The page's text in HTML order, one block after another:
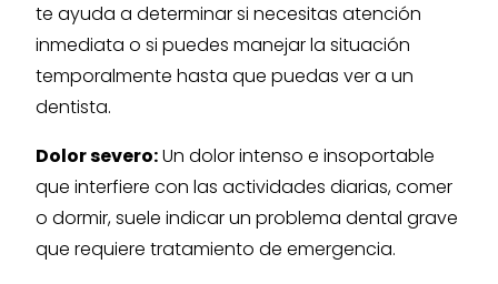
te ayuda a determinar si necesitas atención
inmediata o si puedes manejar la situación
temporalmente hasta que puedas ver a un
dentista.
Dolor severo:Un dolor intenso e insoportable
que interfiere con las actividades diarias, comer
o dormir, suele indicar un problema dental grave
que requiere tratamiento de emergencia.